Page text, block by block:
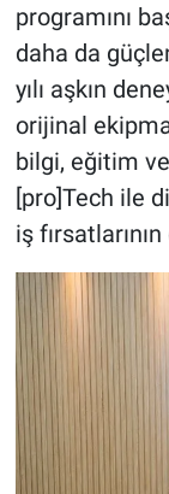
programını
daha da
yılı aşkın
orijinal
bilgi, eğitim
[pro]Tech ile
iş